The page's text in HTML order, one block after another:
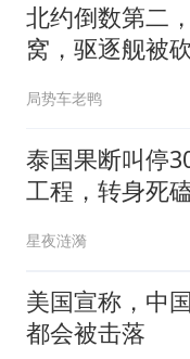
北约倒数第二
窝，驱逐舰被
局势车老鸭
泰国果断叫停
工程，转身死
星夜涟漪
美国宣称，中
都会被击落